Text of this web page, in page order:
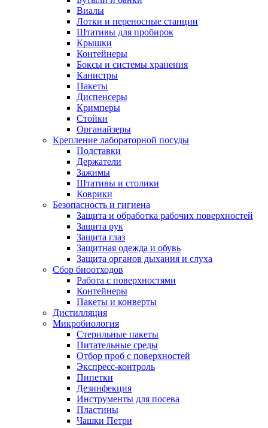
Виалы
Лотки и переносные станции
Штативы для пробирок
Крышки
Контейнеры
Боксы и системы хранения
Канистры
Пакеты
Диспенсеры
Кримперы
Стойки
Органайзеры
Крепление лабораторной посуды
Подставки
Держатели
Зажимы
Штативы и столики
Коврики
Безопасность и гигиена
Защита и обработка рабочих поверхностей
Защита рук
Защита глаз
Защитная одежда и обувь
Защита органов дыхания и слуха
Сбор биоотходов
Работа с поверхностями
Контейнеры
Пакеты и конверты
Дистилляция
Микробиология
Стерильные пакеты
Питательные среды
Отбор проб с поверхностей
Экспресс-контроль
Пипетки
Дезинфекция
Инструменты для посева
Пластины
Чашки Петри